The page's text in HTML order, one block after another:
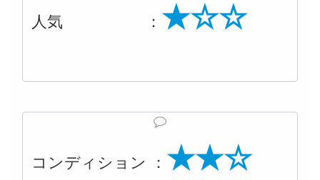
人気 ： ★☆☆
コンディション ： ★★☆